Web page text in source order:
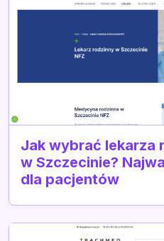
Jak wybrać lekarza
w Szczecinie?
dla pacjentów